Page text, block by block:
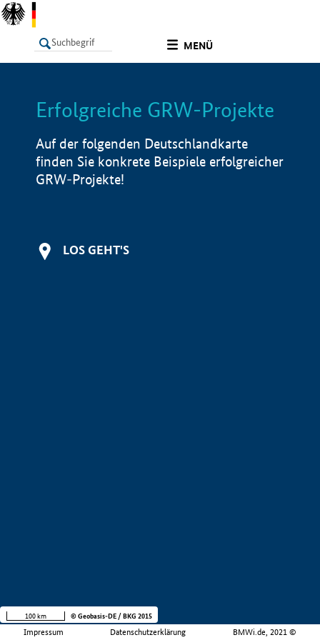
MENÜ
LISTE Info
Erfolgreiche GRW-Projekte
Auf der folgenden Deutschlandkarte
finden Sie konkrete Beispiele erfolgreicher
GRW-Projekte!
LOS GEHT'S
Impressum Datenschutzerklärung BMWi.de, 2021 ©
100 km © Geobasis-DE / BKG 2015